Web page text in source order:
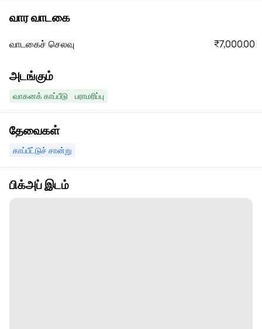
வார வாடகை
வாடகைச் செலவு ₹7,000.00
அடங்கும்
வாகனக் காப்பீடு பராமரிப்பு
தேவைகள்
காப்பீட்டுச் சான்று
பிக்அப் இடம்